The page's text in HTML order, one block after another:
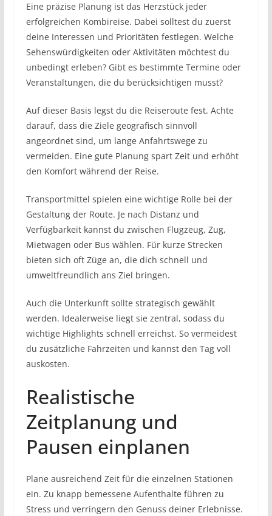
Eine präzise Planung ist das Herzstück jeder
erfolgreichen Kombireise. Dabei solltest du zuerst
deine Interessen und Prioritäten festlegen. Welche
Sehenswürdigkeiten oder Aktivitäten möchtest du
unbedingt erleben? Gibt es bestimmte Termine oder
Veranstaltungen, die du berücksichtigen musst?
Auf dieser Basis legst du die Reiseroute fest. Achte
darauf, dass die Ziele geografisch sinnvoll
angeordnet sind, um lange Anfahrtswege zu
vermeiden. Eine gute Planung spart Zeit und erhöht
den Komfort während der Reise.
Transportmittel spielen eine wichtige Rolle bei der
Gestaltung der Route. Je nach Distanz und
Verfügbarkeit kannst du zwischen Flugzeug, Zug,
Mietwagen oder Bus wählen. Für kurze Strecken
bieten sich oft Züge an, die dich schnell und
umweltfreundlich ans Ziel bringen.
Auch die Unterkunft sollte strategisch gewählt
werden. Idealerweise liegt sie zentral, sodass du
wichtige Highlights schnell erreichst. So vermeidest
du zusätzliche Fahrzeiten und kannst den Tag voll
auskosten.
Realistische
Zeitplanung und
Pausen einplanen
Plane ausreichend Zeit für die einzelnen Stationen
ein. Zu knapp bemessene Aufenthalte führen zu
Stress und verringern den Genuss deiner Erlebnisse.